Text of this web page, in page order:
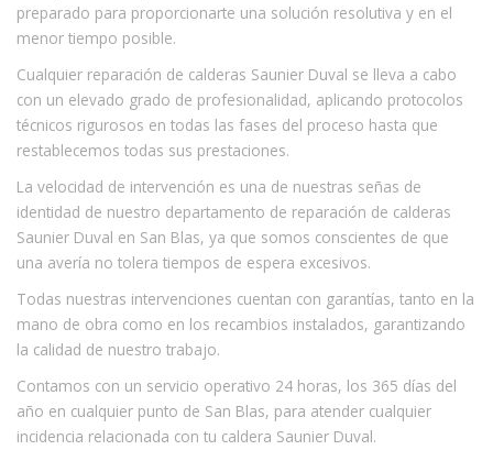
preparado para proporcionarte una solución resolutiva y en el
menor tiempo posible.
Cualquier reparación de calderas Saunier Duval se lleva a cabo
con un elevado grado de profesionalidad, aplicando protocolos
técnicos rigurosos en todas las fases del proceso hasta que
restablecemos todas sus prestaciones.
La velocidad de intervención es una de nuestras señas de
identidad de nuestro departamento de reparación de calderas
Saunier Duval en San Blas, ya que somos conscientes de que
una avería no tolera tiempos de espera excesivos.
Todas nuestras intervenciones cuentan con garantías, tanto en la
mano de obra como en los recambios instalados, garantizando
la calidad de nuestro trabajo.
Contamos con un servicio operativo 24 horas, los 365 días del
año en cualquier punto de San Blas, para atender cualquier
incidencia relacionada con tu caldera Saunier Duval.